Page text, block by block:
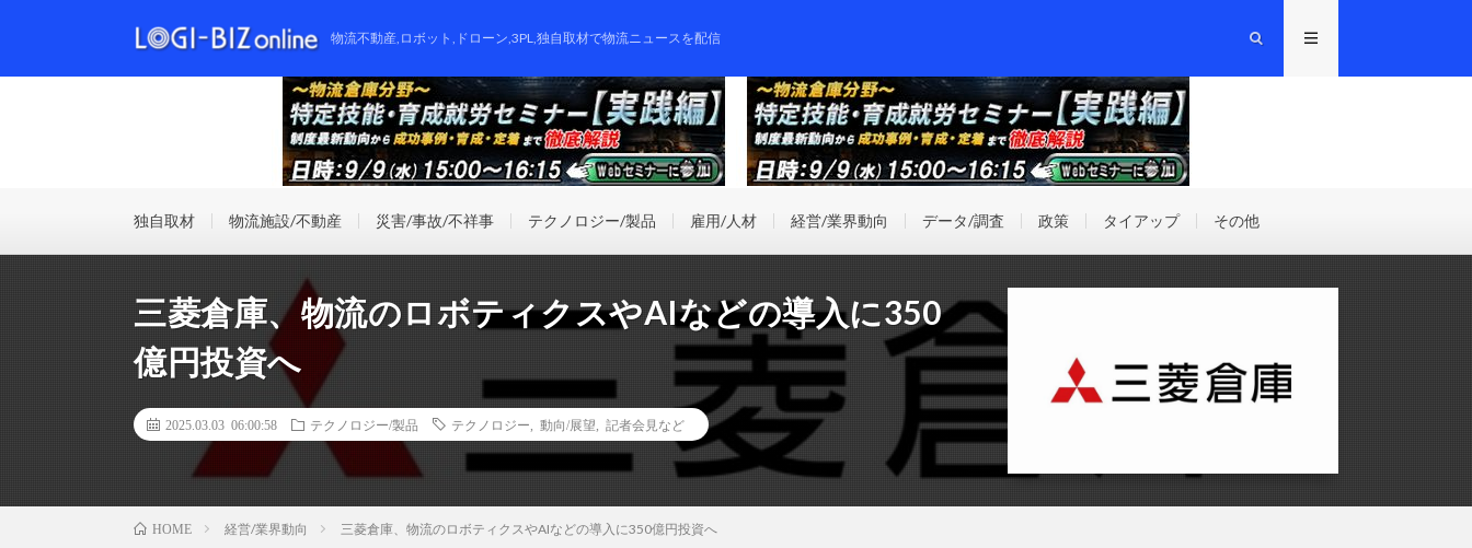
物流不動産,ロボット,ドローン,3PL,独自取材で物流ニュースを配信
独自取材 物流施設/不動産 災害/事故/不祥事 テクノロジー/製品 雇用/人材 経営/業界動向 データ/調査 政策 タイアップ その他
三菱倉庫、物流のロボティクスやAIなどの導入に350
億円投資へ
2025.03.03 06:00:58 テクノロジー/製品 テクノロジー 動向/展望 記者会見など
HOME 経営/業界動向 三菱倉庫、物流のロボティクスやAIなどの導入に350億円投資へ